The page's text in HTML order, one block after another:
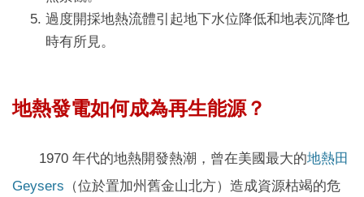
過度開採地熱流體引起地下水位降低和地表沉降也
時有所見。
地熱發電如何成為再生能源？
1970 年代的地熱開發熱潮，曾在美國最大的地熱田
Geysers （位於置加州舊金山北方）造成資源枯竭的危